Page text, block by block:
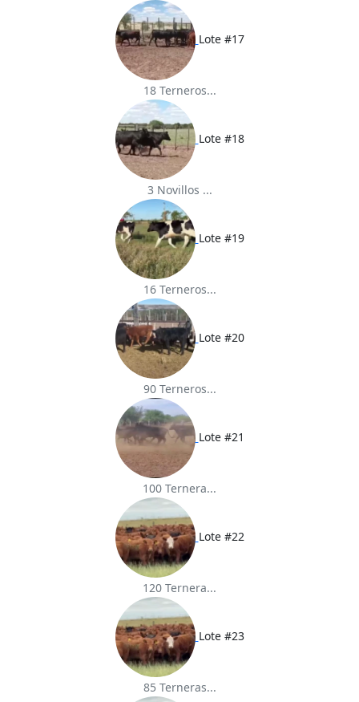
Lote #17
18 Terneros...
Lote #18
3 Novillos ...
Lote #19
16 Terneros...
Lote #20
90 Terneros...
Lote #21
100 Ternera...
Lote #22
120 Ternera...
Lote #23
85 Terneras...